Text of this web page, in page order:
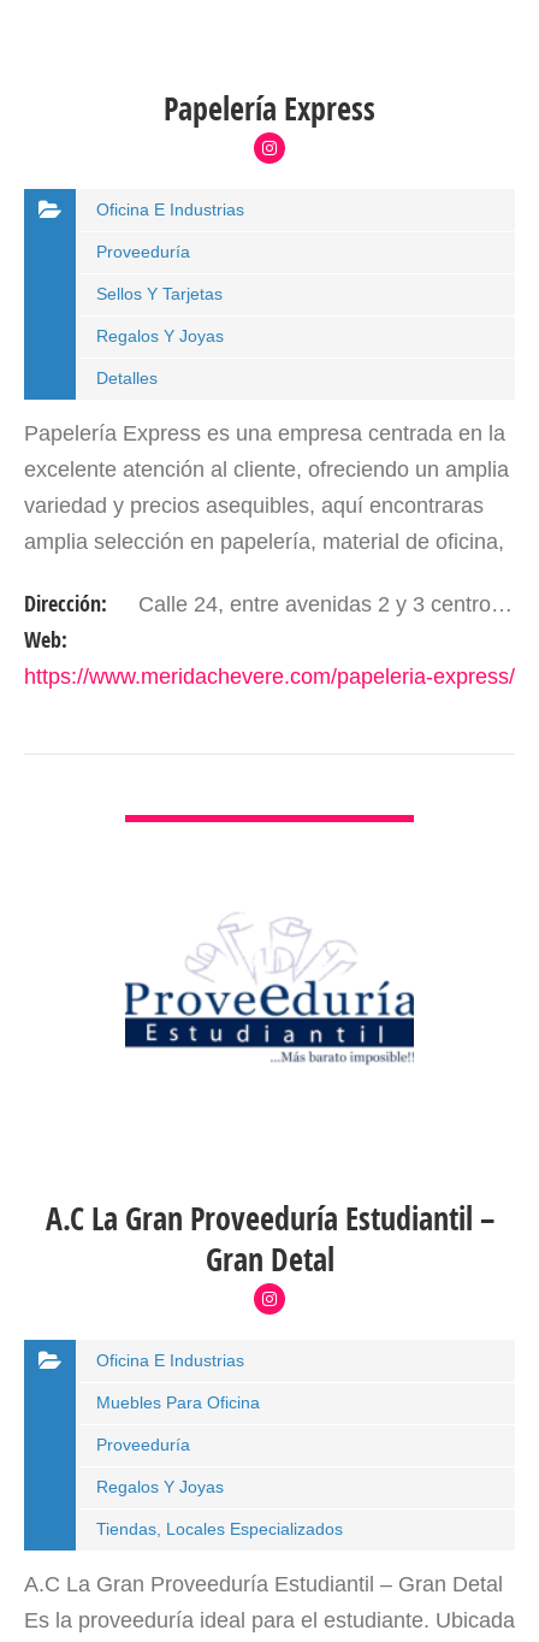
Papelería Express
Oficina E Industrias
Proveeduría
Sellos Y Tarjetas
Regalos Y Joyas
Detalles
Papelería Express es una empresa centrada en la
excelente atención al cliente, ofreciendo un amplia
variedad y precios asequibles, aquí encontraras
amplia selección en papelería, material de oficina,
Dirección: Calle 24, entre avenidas 2 y 3 centro, Centro Comercial History Center, PB, local 22, Mérida - Edo Mérida. Venezuela
Web:
https://www.meridachevere.com/papeleria-express/
A.C La Gran Proveeduría Estudiantil –
Gran Detal
Oficina E Industrias
Muebles Para Oficina
Proveeduría
Regalos Y Joyas
Tiendas, Locales Especializados
A.C La Gran Proveeduría Estudiantil – Gran Detal
Es la proveeduría ideal para el estudiante. Ubicada